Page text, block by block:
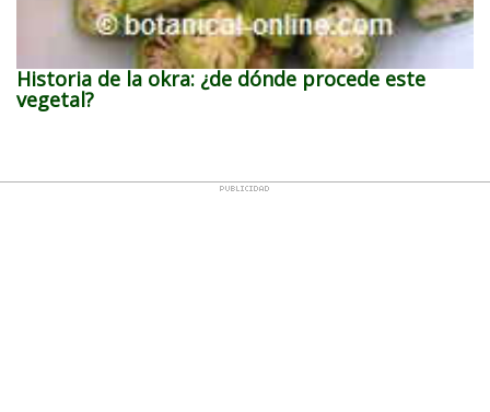
Historia de la okra: ¿de dónde procede este
vegetal?